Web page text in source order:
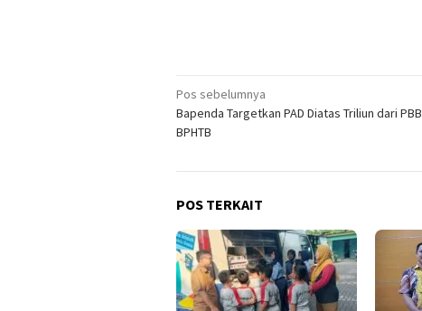
Navigasi
pos
Pos sebelumnya
Bapenda Targetkan PAD Diatas Triliun dari PBB
BPHTB
POS TERKAIT